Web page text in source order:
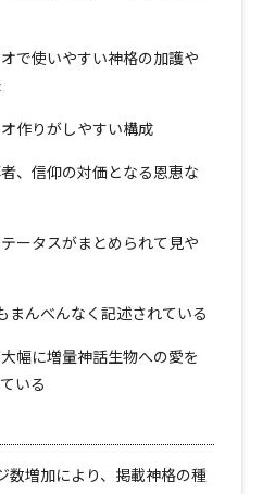
で使いやすい神格の加護や
作りがしやすい構成
、信仰の対価となる恩恵な
ータスがまとめられて見や
まんべんなく記述されている
幅に増量神話生物への愛を
いる
数増加により、掲載神格の種